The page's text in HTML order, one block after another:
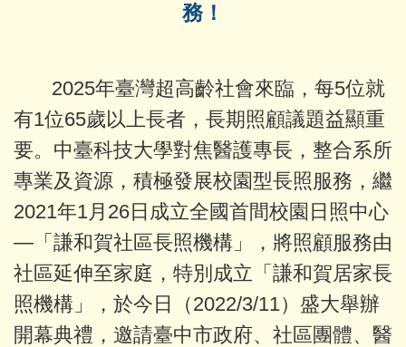
務！
2025年臺灣超高齡社會來臨，每5位就
有1位65歲以上長者，長期照顧議題益顯重
要。中臺科技大學對焦醫護專長，整合系所
專業及資源，積極發展校園型長照服務，繼
2021年1月26日成立全國首間校園日照中心
—「謙和賀社區長照機構」，將照顧服務由
社區延伸至家庭，特別成立「謙和賀居家長
照機構」，於今日（2022/3/11）盛大舉辦
開幕典禮，邀請臺中市政府、社區團體、醫